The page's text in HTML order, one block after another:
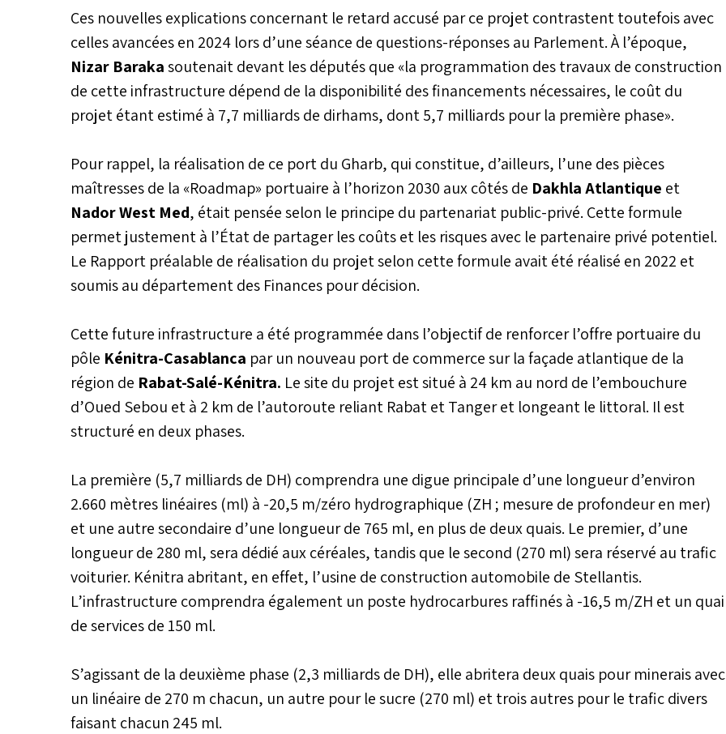
Ces nouvelles explications concernant le retard accusé par ce projet contrastent toutefois avec
celles avancées en 2024 lors d’une séance de questions-réponses au Parlement. À l’époque,
Nizar Barakasoutenait devant les députés que «la programmation des travaux de construction
de cette infrastructure dépend de la disponibilité des financements nécessaires, le coût du
projet étant estimé à 7,7 milliards de dirhams, dont 5,7 milliards pour la première phase».
Pour rappel, la réalisation de ce port du Gharb, qui constitue, d’ailleurs, l’une des pièces
maîtresses de la «Roadmap» portuaire à l’horizon 2030 aux côtés de Dakhla Atlantique et
Nador West Med, était pensée selon le principe du partenariat public-privé. Cette formule
permet justement à l’État de partager les coûts et les risques avec le partenaire privé potentiel.
Le Rapport préalable de réalisation du projet selon cette formule avait été réalisé en 2022 et
soumis au département des Finances pour décision.
Cette future infrastructure a été programmée dans l’objectif de renforcer l’offre portuaire du
pôle Kénitra-Casablanca par un nouveau port de commerce sur la façade atlantique de la
région de Rabat-Salé-Kénitra. Le site du projet est situé à 24 km au nord de l’embouchure
d’Oued Sebou et à 2 km de l’autoroute reliant Rabat et Tanger et longeant le littoral. Il est
structuré en deux phases.
La première (5,7 milliards de DH) comprendra une digue principale d’une longueur d’environ
2.660 mètres linéaires (ml) à -20,5 m/zéro hydrographique (ZH ; mesure de profondeur en mer)
et une autre secondaire d’une longueur de 765 ml, en plus de deux quais. Le premier, d’une
longueur de 280 ml, sera dédié aux céréales, tandis que le second (270 ml) sera réservé au trafic
voiturier. Kénitra abritant, en effet, l’usine de construction automobile de Stellantis.
L’infrastructure comprendra également un poste hydrocarbures raffinés à -16,5 m/ZH et un quai
de services de 150 ml.
S’agissant de la deuxième phase (2,3 milliards de DH), elle abritera deux quais pour minerais avec
un linéaire de 270 m chacun, un autre pour le sucre (270 ml) et trois autres pour le trafic divers
faisant chacun 245 ml.